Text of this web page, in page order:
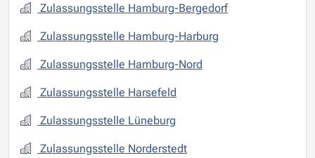
Zulassungsstelle Hamburg-Bergedorf
Zulassungsstelle Hamburg-Harburg
Zulassungsstelle Hamburg-Nord
Zulassungsstelle Harsefeld
Zulassungsstelle Lüneburg
Zulassungsstelle Norderstedt